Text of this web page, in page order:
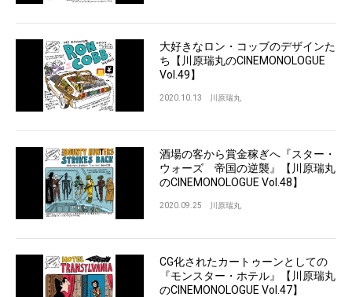
大好きなロン・コッブのデザインた
ち【川原瑞丸のCINEMONOLOGUE
Vol.49】
2020.10.13 川原瑞丸
酒場の客から賞金稼ぎへ『スター・
ウォーズ 帝国の逆襲』【川原瑞丸
のCINEMONOLOGUE Vol.48】
2020.09.25 川原瑞丸
CG化されたカートゥーンとしての
『モンスター・ホテル』【川原瑞丸
のCINEMONOLOGUE Vol.47】